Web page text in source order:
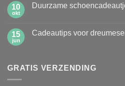
kinderen
zelf
5
1ste
schooldag
10
okt
Duurzame
Duurzame
15
jun
Cadeautips voor
voor
GRATIS VERZENDING